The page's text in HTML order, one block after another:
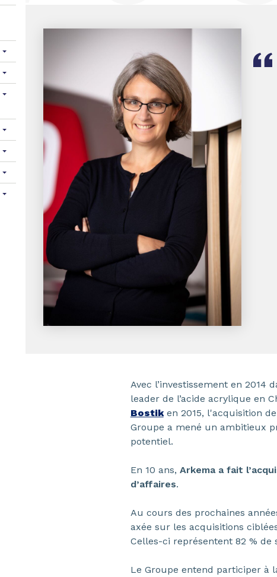
Avec l’investissement en 2014
leader de l’acide acrylique en
Bostiken 2015, l'acquisition de
Groupe a mené un ambitieux
potentiel.
En 10 ans, Arkema a fait
d’affaires.
Au cours des prochaines
axée sur les acquisitions
Celles-ci représentent 82 % de
Le Groupe entend participer à